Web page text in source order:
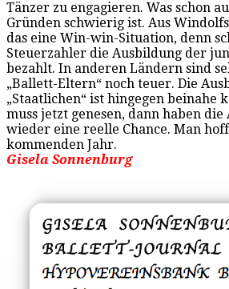
Tänzer zu engagieren. Was schon
Gründen schwierig ist. Aus
das eine Win-win-Situation, denn
Steuerzahler die Ausbildung der
bezahlt. In anderen Ländern sind
„Ballett-Eltern“ noch teuer. Die
„Staatlichen“ ist hingegen beinahe
muss jetzt genesen, dann haben
wieder eine reelle Chance. Man
kommenden Jahr.
Gisela Sonnenburg